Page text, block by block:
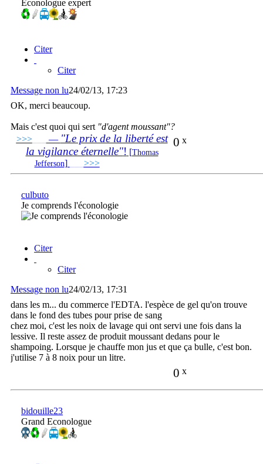
Econologue expert
Citer
Citer
Message non lu24/02/13, 17:23
OK, merci beaucoup.
Mais c'est quoi qui sert "d'agent moussant"?
0 x
>>>___ — "Le prix de la liberté est
la vigilance éternelle"! [Thomas
Jefferson] >>>______________________________
culbuto
Je comprends l'éconologie
Citer
Citer
Message non lu24/02/13, 17:31
dans les m... du commerce l'EDTA. l'espèce de gel qu'on trouve
dans le fond des tubes pour prise de sang
chez moi, c'est les noix de lavage qui ont servi une fois dans la
lessive. Il reste assez de produit moussant dedans pour le
shampoing. Lorsque je chauffe mon jus et que ça bulle, c'est bon.
j'utilise 7 à 8 noix pour un litre.
0 x
bidouille23
Grand Econologue